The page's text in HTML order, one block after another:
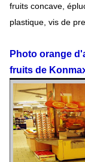
fruits concave,
plastique, vis de
Photo orange d'
fruits de